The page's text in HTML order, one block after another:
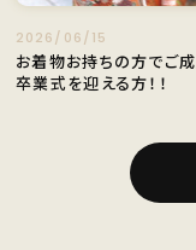
2026/06/15
お着物お持ちの方でご
卒業式を迎える方！！